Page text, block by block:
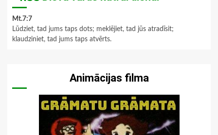
Mt.7:7
Lūdziet, tad jums taps dots; meklējiet, tad jūs atradīsit;
klaudziniet, tad jums taps atvērts.
Animācijas filma